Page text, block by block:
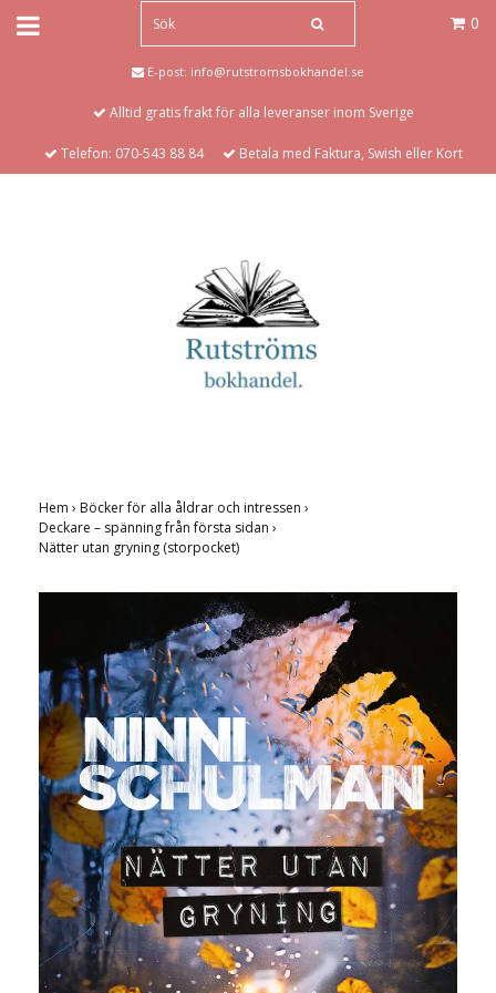
0
E-post: info@rutstromsbokhandel.se
Alltid gratis frakt för alla leveranser inom Sverige
Telefon: 070-543 88 84 Betala med Faktura, Swish eller Kort
Hem › Böcker för alla åldrar och intressen ›
Deckare – spänning från första sidan ›
Nätter utan gryning (storpocket)